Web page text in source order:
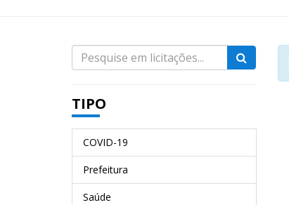
TIPO
COVID-19
Prefeitura
Saúde